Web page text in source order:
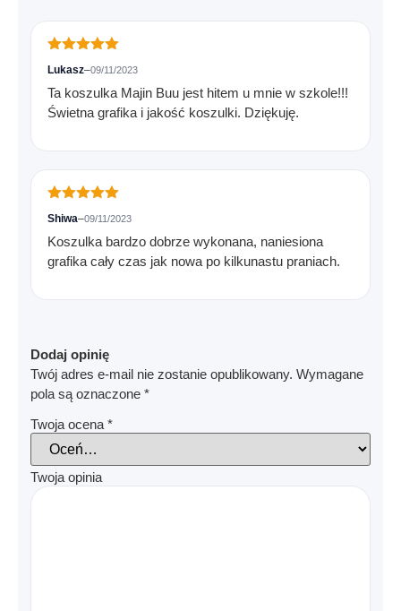
Oceniono
na 5
Lukasz–09/11/2023
Ta koszulka Majin Buu jest hitem u mnie w szkole!!!
Świetna grafika i jakość koszulki. Dziękuję.
Oceniono
na 5
Shiwa–09/11/2023
Koszulka bardzo dobrze wykonana, naniesiona
grafika cały czas jak nowa po kilkunastu praniach.
Dodaj opinię
Twój adres e-mail nie zostanie opublikowany. Wymagane
pola są oznaczone *
Twoja ocena *
Twoja opinia